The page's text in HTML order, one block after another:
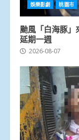
娛樂影劇 桃園市
颱風「白海豚
延期一週
2026-08-07